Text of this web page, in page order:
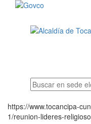
https://www.tocancipa-
1/reunion-lideres-